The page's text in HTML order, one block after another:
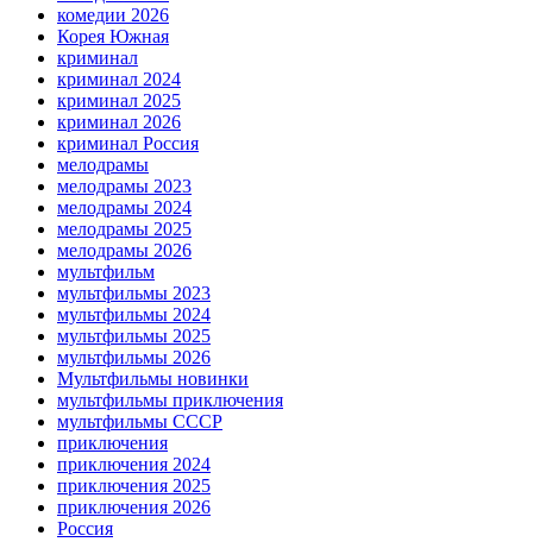
комедии 2026
Корея Южная
криминал
криминал 2024
криминал 2025
криминал 2026
криминал Россия
мелодрамы
мелодрамы 2023
мелодрамы 2024
мелодрамы 2025
мелодрамы 2026
мультфильм
мультфильмы 2023
мультфильмы 2024
мультфильмы 2025
мультфильмы 2026
Мультфильмы новинки
мультфильмы приключения
мультфильмы СССР
приключения
приключения 2024
приключения 2025
приключения 2026
Россия